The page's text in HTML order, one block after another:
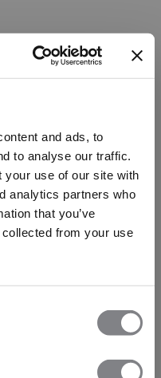
and ads, to
to analyse our traffic.
your use of our site with
analytics partners who
that you’ve
from your use
og kontrastpiping, normal